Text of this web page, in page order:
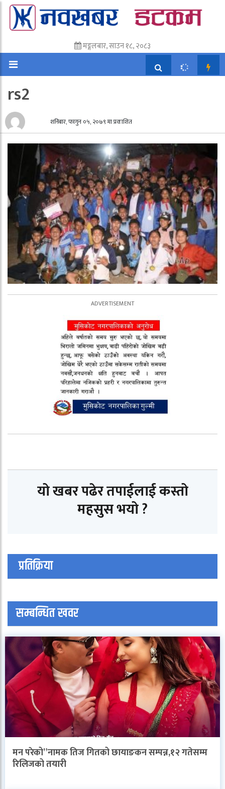
मङ्गलबार, साउन १८, २०८३
rs2
शनिबार, फागुन ०५, २०७९ मा प्रकाशित
यो खबर पढेर तपाईलाई कस्तो
महसुस भयो ?
प्रतिक्रिया
सम्बन्धित खवर
मन परेको”नामक तिज गितको छायाङकन सम्पन्न,१२ गतेसम्म
रिलिजको तयारी